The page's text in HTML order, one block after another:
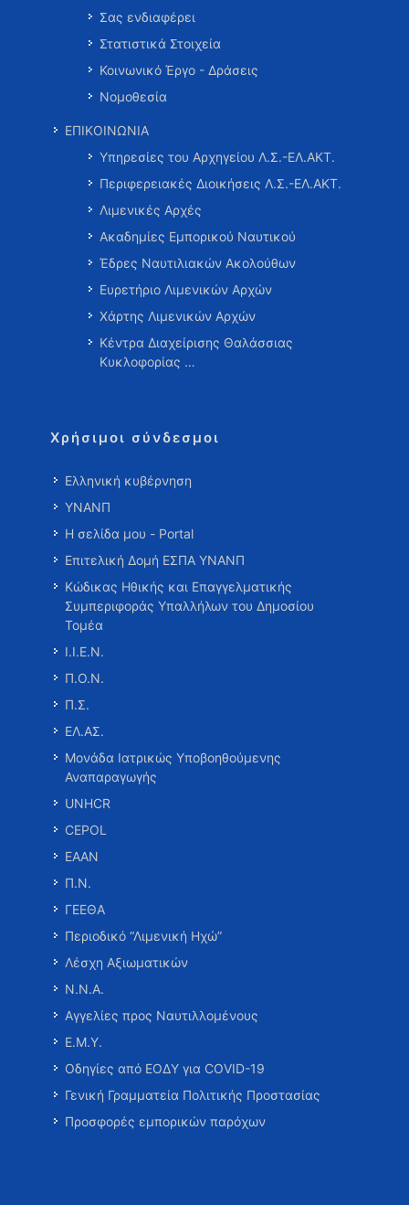
Σας ενδιαφέρει
Στατιστικά Στοιχεία
Κοινωνικό Έργο - Δράσεις
Νομοθεσία
ΕΠΙΚΟΙΝΩΝΙΑ
Υπηρεσίες του Αρχηγείου Λ.Σ.-ΕΛ.ΑΚΤ.
Περιφερειακές Διοικήσεις Λ.Σ.-ΕΛ.ΑΚΤ.
Λιμενικές Αρχές
Ακαδημίες Εμπορικού Ναυτικού
Έδρες Ναυτιλιακών Ακολούθων
Ευρετήριο Λιμενικών Αρχών
Χάρτης Λιμενικών Αρχών
Κέντρα Διαχείρισης Θαλάσσιας
Κυκλοφορίας …
Χρήσιμοι σύνδεσμοι
Ελληνική κυβέρνηση
ΥΝΑΝΠ
Η σελίδα μου - Portal
Επιτελική Δομή ΕΣΠΑ ΥΝΑΝΠ
Κώδικας Ηθικής και Επαγγελματικής
Συμπεριφοράς Υπαλλήλων του Δημοσίου
Τομέα
Ι.Ι.Ε.Ν.
Π.Ο.Ν.
Π.Σ.
ΕΛ.ΑΣ.
Μονάδα Ιατρικώς Υποβοηθούμενης
Αναπαραγωγής
UNHCR
CEPOL
ΕΑΑΝ
Π.Ν.
ΓΕΕΘΑ
Περιοδικό “Λιμενική Ηχώ”
Λέσχη Αξιωματικών
Ν.Ν.Α.
Αγγελίες προς Ναυτιλλομένους
Ε.Μ.Υ.
Οδηγίες από ΕΟΔΥ για COVID-19
Γενική Γραμματεία Πολιτικής Προστασίας
Προσφορές εμπορικών παρόχων